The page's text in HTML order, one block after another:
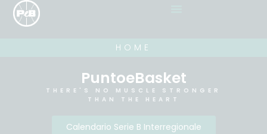
HOME
PuntoeBasket
THERE'S NO MUSCLE STRONGER
THAN THE HEART
Calendario Serie B Interregionale